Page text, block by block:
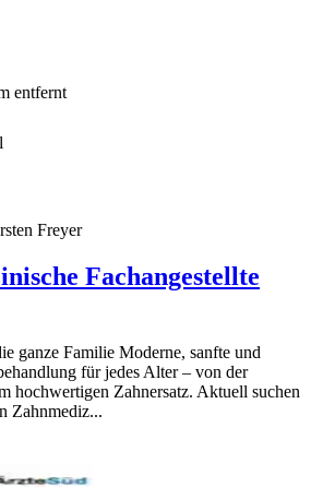
entfernt
Freyer
Fachangestellte
ganze Familie Moderne, sanfte und
für jedes Alter – von der
hochwertigen Zahnersatz. Aktuell suchen
Zahnmediz...